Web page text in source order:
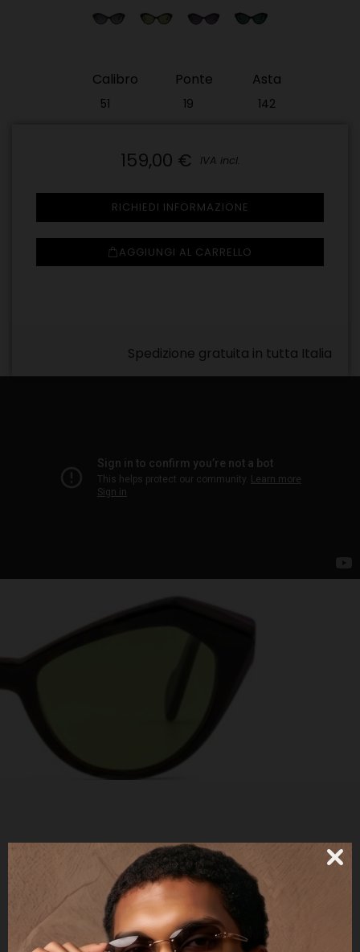
Calibro
51
Ponte
19
Asta
142
159,00 € IVA incl.
RICHIEDI INFORMAZIONE
AGGIUNGI AL CARRELLO
Spedizione gratuita in tutta Italia
BERTHA - POLARIZED